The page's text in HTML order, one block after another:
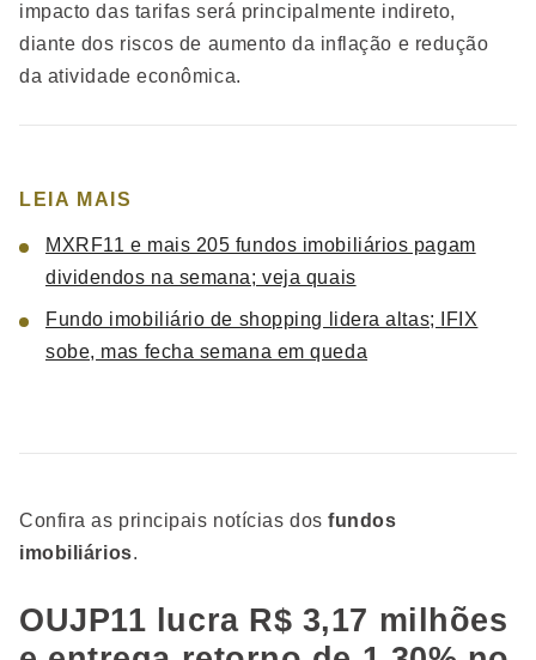
impacto das tarifas será principalmente indireto,
diante dos riscos de aumento da inflação e redução
da atividade econômica.
LEIA MAIS
MXRF11 e mais 205 fundos imobiliários pagam
dividendos na semana; veja quais
Fundo imobiliário de shopping lidera altas; IFIX
sobe, mas fecha semana em queda
Confira as principais notícias dosfundos
imobiliários.
OUJP11 lucra R$ 3,17 milhões